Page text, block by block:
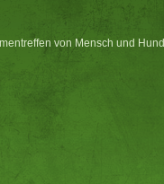
von Mensch und Hund